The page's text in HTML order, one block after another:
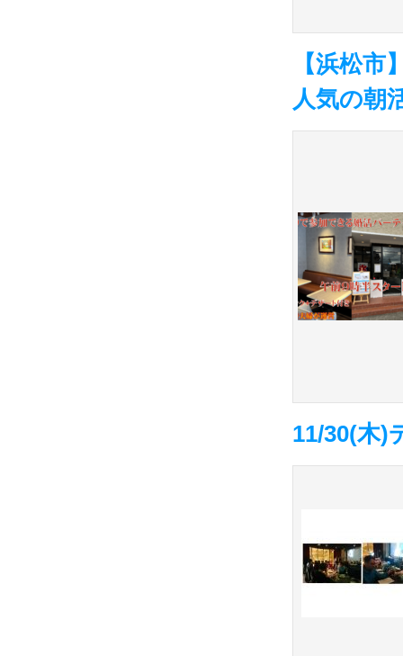
【浜松
人気の朝
11/30(木)